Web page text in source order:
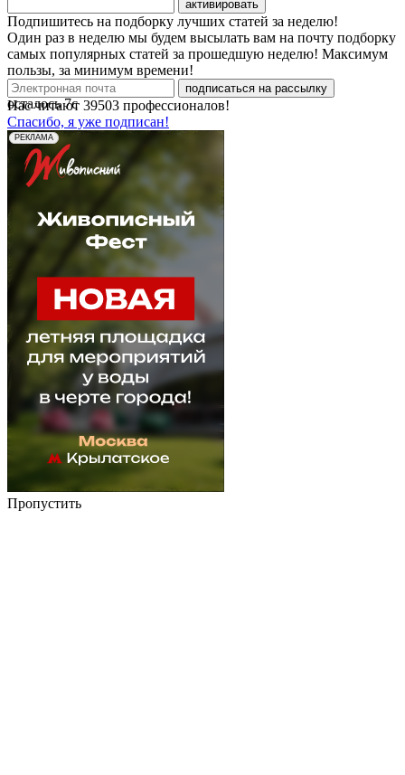
активировать
Подпишитесь на подборку лучших статей за неделю!
Один раз в неделю мы будем высылать вам на почту подборку
самых популярных статей за прошедшую неделю! Максимум
пользы, за минимум времени!
подписаться на рассылку
Нас читают 39503 профессионалов!
Спасибо, я уже подписан!
осталось7с
Пропустить